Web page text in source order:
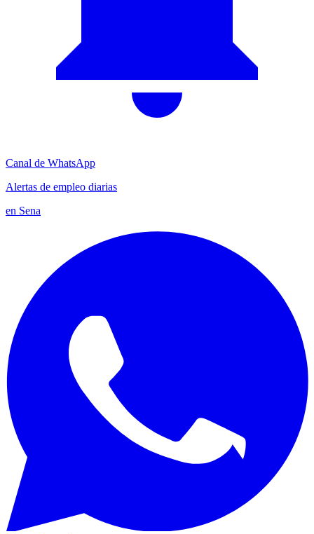
Canal de WhatsApp
Alertas de empleo diarias
en Sena